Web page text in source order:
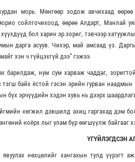
морь. Мөнгөөр зодож авчихаад өөрөө
сойлгочихоод, өөрөө Алдарт, Манлай
хүүхдүүд бол харин эр зориг, тэвчээр
дарга асуув. Чихэр, май амсаад үз.
хэн ч гүйцэхгүй дээ” гэжээ.
барилдаж, нум сум харваж чаддаг,
байх ёстой гэсэн эрийн гурван наадмын
бүх эрчүүдийн хэдэн хувь нь дээрх
хөгжил дэвшилд ахиц гаргахад дэм
ноёрх лыг улам бүр өөгшүүлж байгааг
ҮГҮЙЛЭГДСЭН
нөхцөлийг хангахын тулд үүрэгт